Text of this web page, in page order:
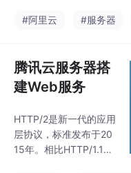
口为其他没有占用的端
端口,面板中重启Nginx
或者重新加载配置即
可。#查看详细信息占
ster也就是说是Nginx默
认使用的端口是80端口,
如果我们杀死了Nginx
#阿里云 #服务器
腾讯云服务器搭
建Web服务
HTTP/2是新一代的应用
层协议，标准发布于20
15年。相比HTTP/1.1